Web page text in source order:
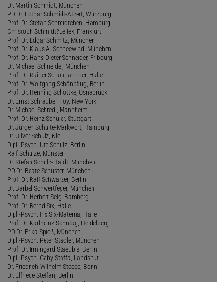
Dr. Martin Schmidt, München
PD Dr. Lothar Schmidt-Atzert, Würzburg
Prof. Dr. Stefan Schmidtchen, Hamburg
Christoph Schmidt?Lellek, Frankfurt
Prof. Dr. Edgar Schmitz, München
Prof. Dr. Klaus A. Schneewind, München
Prof. Dr. Hans-Dieter Schneider, Fribourg
Dr. Michael Schneider, München
Prof. Dr. Rainer Schönhammer, Halle
Prof. Dr. Wolfgang Schönpflug, Berlin
Prof. Dr. Henning Schöttke, Osnabrück
Dr. Ernst Schraube, Troy, New York
Dr. Michael Schredl, Mannheim
Prof. Dr. Heinz Schuler, Stuttgart
Dr. Jürgen Schulte-Markwort, Hamburg
Dr. Oliver Schulz, Kiel
Dipl.-Psych. Ute Schulz, Berlin
Ralf Schulze, Münster
Dr. Stefan Schulz-Hardt, München
PD Dr. Beate Schuster, München
Prof. Dr. Ralf Schwarzer, Berlin
Dr. Bärbel Schwertfeger, München
Prof. Dr. Herbert Selg, Bamberg
Prof. Dr. Bernd Six, Halle
Dipl.-Psych. Iris Six-Materna, Halle
Prof. Dr. Karlheinz Sonntag, Heidelberg
PD Dr. Erika Spieß, München
Dipl.-Psych. Peter Stadler, München
Prof. Dr. Irmingard Staeuble, Berlin
Dipl.-Psych. Gaby Staffa, Landshut
Dr. Friedrich-Wilhelm Steege, Bonn
Dr. Elfriede Steffan, Berlin